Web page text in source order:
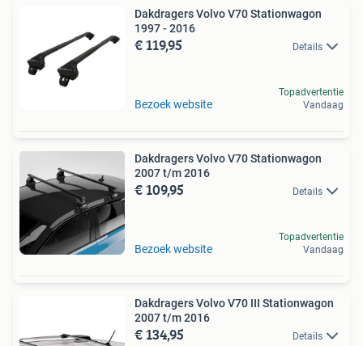
Dakdragers Volvo V70 Stationwagon
1997 - 2016
€ 119,95 Details
Bezoek website
Topadvertentie
Vandaag
Dakdragers Volvo V70 Stationwagon
2007 t/m 2016
€ 109,95 Details
Bezoek website
Topadvertentie
Vandaag
Dakdragers Volvo V70 III Stationwagon
2007 t/m 2016
€ 134,95 Details